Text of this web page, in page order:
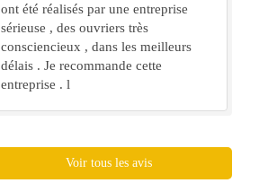
ont été réalisés par une entreprise
sérieuse , des ouvriers très
consciencieux , dans les meilleurs
délais . Je recommande cette
entreprise . l
Voir tous les avis